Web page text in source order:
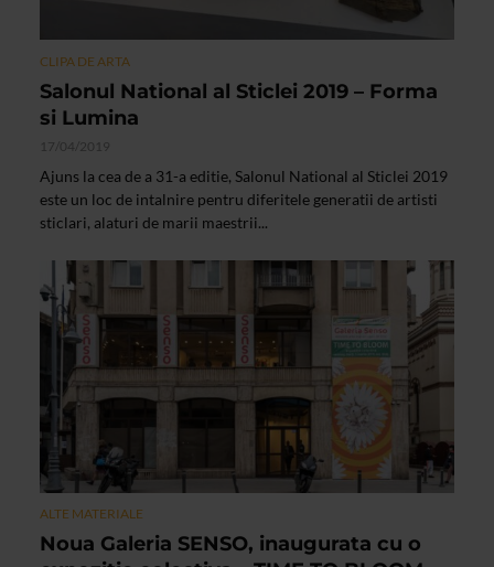
CLIPA DE ARTA
Salonul National al Sticlei 2019 – Forma
si Lumina
17/04/2019
Ajuns la cea de a 31-a editie, Salonul National al Sticlei 2019
este un loc de intalnire pentru diferitele generatii de artisti
sticlari, alaturi de marii maestrii...
ALTE MATERIALE
Noua Galeria SENSO, inaugurata cu o